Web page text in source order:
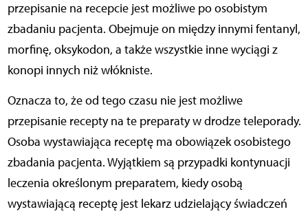
przepisanie na recepcie jest możliwe po osobistym
zbadaniu pacjenta. Obejmuje on między innymi fentanyl,
morfinę, oksykodon, a także wszystkie inne wyciągi z
konopi innych niż włókniste.
Oznacza to, że od tego czasu nie jest możliwe
przepisanie recepty na te preparaty w drodze teleporady.
Osoba wystawiająca receptę ma obowiązek osobistego
zbadania pacjenta. Wyjątkiem są przypadki kontynuacji
leczenia określonym preparatem, kiedy osobą
wystawiającą receptę jest lekarz udzielający świadczeń